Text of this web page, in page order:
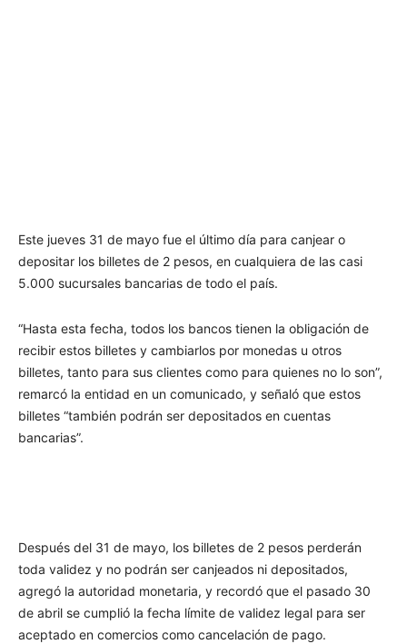
Este jueves 31 de mayo fue el último día para canjear o
depositar los billetes de 2 pesos, en cualquiera de las casi
5.000 sucursales bancarias de todo el país.
“Hasta esta fecha, todos los bancos tienen la obligación de
recibir estos billetes y cambiarlos por monedas u otros
billetes, tanto para sus clientes como para quienes no lo son”,
remarcó la entidad en un comunicado, y señaló que estos
billetes “también podrán ser depositados en cuentas
bancarias”.
Después del 31 de mayo, los billetes de 2 pesos perderán
toda validez y no podrán ser canjeados ni depositados,
agregó la autoridad monetaria, y recordó que el pasado 30
de abril se cumplió la fecha límite de validez legal para ser
aceptado en comercios como cancelación de pago.